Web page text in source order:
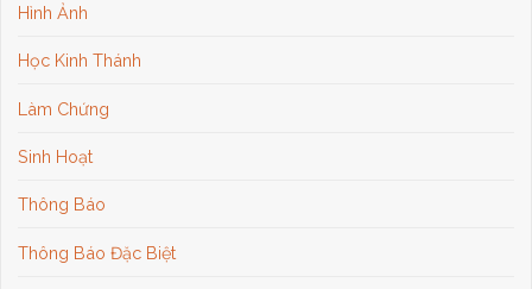
Hình Ảnh
Học Kinh Thánh
Làm Chứng
Sinh Hoạt
Thông Báo
Thông Báo Đặc Biệt